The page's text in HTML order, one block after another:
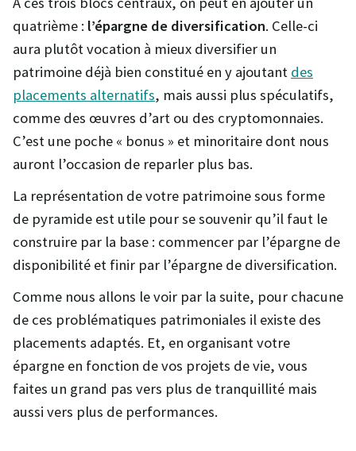
quatrième : l’épargne de diversification. Celle-ci
aura plutôt vocation à mieux diversifier un
patrimoine déjà bien constitué en y ajoutant des
placements alternatifs, mais aussi plus spéculatifs,
comme des œuvres d’art ou des cryptomonnaies.
C’est une poche « bonus » et minoritaire dont nous
auront l’occasion de reparler plus bas.
La représentation de votre patrimoine sous forme
de pyramide est utile pour se souvenir qu’il faut le
construire par la base : commencer par l’épargne de
disponibilité et finir par l’épargne de diversification.
Comme nous allons le voir par la suite, pour chacune
de ces problématiques patrimoniales il existe des
placements adaptés. Et, en organisant votre
épargne en fonction de vos projets de vie, vous
faites un grand pas vers plus de tranquillité mais
aussi vers plus de performances.